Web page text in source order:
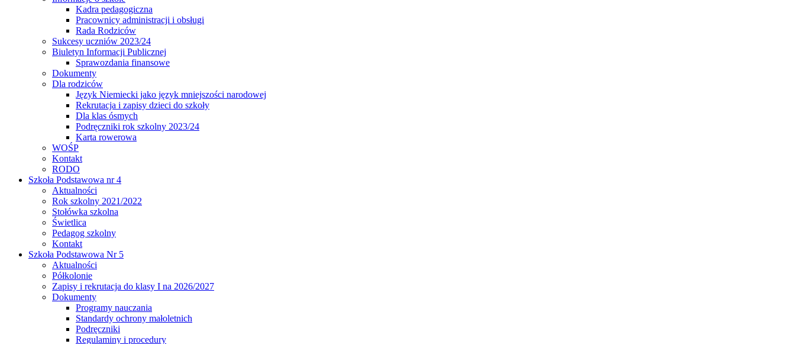
Kadra pedagogiczna
Pracownicy administracji i obsługi
Rada Rodziców
Sukcesy uczniów 2023/24
Biuletyn Informacji Publicznej
Sprawozdania finansowe
Dokumenty
Dla rodziców
Język Niemiecki jako język mniejszości narodowej
Rekrutacja i zapisy dzieci do szkoły
Dla klas ósmych
Podręczniki rok szkolny 2023/24
Karta rowerowa
WOŚP
Kontakt
RODO
Szkoła Podstawowa nr 4
Aktualności
Rok szkolny 2021/2022
Stołówka szkolna
Świetlica
Pedagog szkolny
Kontakt
Szkoła Podstawowa Nr 5
Aktualności
Półkolonie
Zapisy i rekrutacja do klasy I na 2026/2027
Dokumenty
Programy nauczania
Standardy ochrony małoletnich
Podręczniki
Regulaminy i procedury